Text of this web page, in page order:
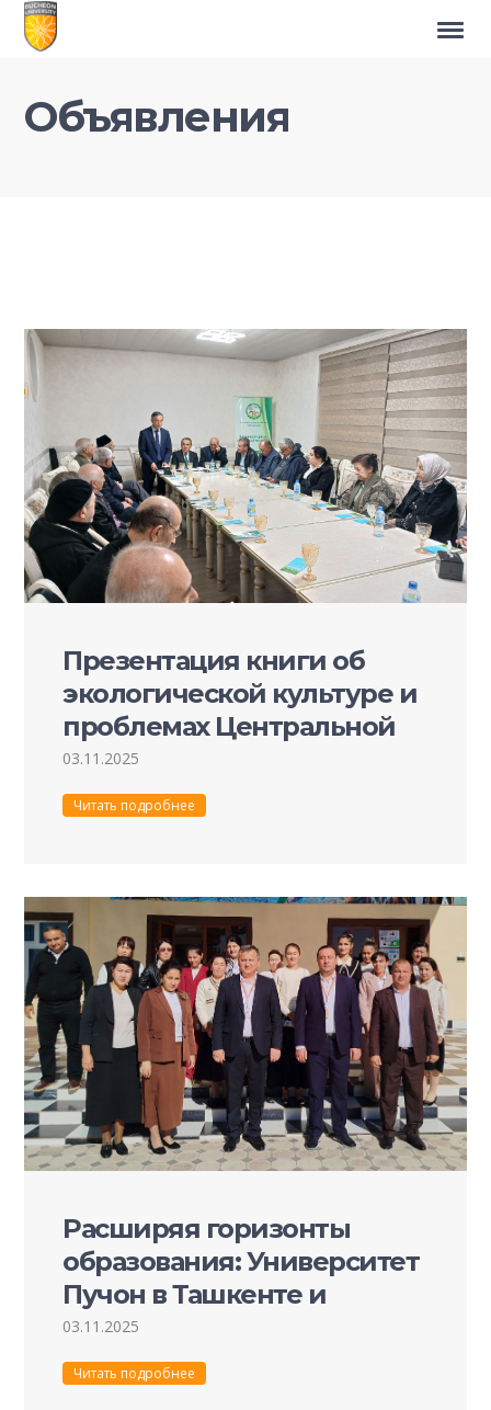
Объявления
Презентация книги об
экологической культуре и
проблемах Центральной
Азии
03.11.2025
Читать подробнее
Расширяя горизонты
образования: Университет
Пучон в Ташкенте и
педагогические
техникумы укрепляют
международное
03.11.2025
Читать подробнее